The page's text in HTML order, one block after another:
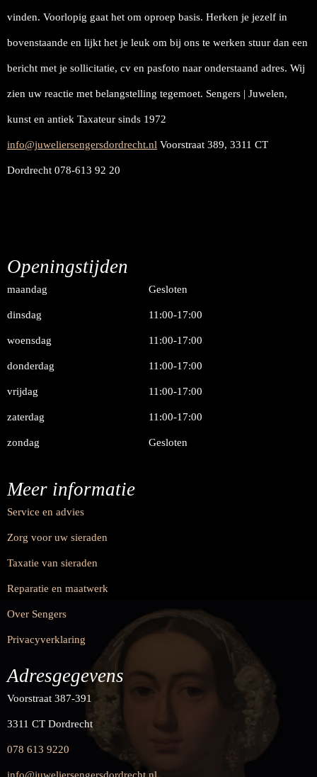
vinden. Voorlopig gaat het om oproep basis. Herken je jezelf in
bovenstaande en lijkt het je leuk om bij ons te werken stuur dan een
bericht met je sollicitatie, cv en pasfoto naar onderstaand adres. Wij
zien uw reactie met belangstelling tegemoet. Sengers | Juwelen,
kunst en antiek Taxateur sinds 1972
info@juweliersengersdordrecht.nl Voorstraat 389, 3311 CT
Dordrecht 078-613 92 20
Openingstijden
maandag Gesloten
dinsdag 11:00-17:00
woensdag 11:00-17:00
donderdag 11:00-17:00
vrijdag 11:00-17:00
zaterdag 11:00-17:00
zondag Gesloten
Meer informatie
Service en advies
Zorg voor uw sieraden
Taxatie van sieraden
Reparatie en maatwerk
Over Sengers
Privacyverklaring
Adresgegevens
Voorstraat 387-391
3311 CT Dordrecht
078 613 9220
info@juweliersengersdordrecht.nl